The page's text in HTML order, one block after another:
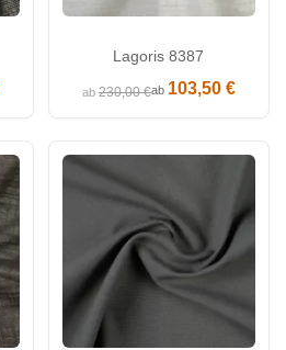
Lagoris 8387
ab230,00 €ab 103,50 €